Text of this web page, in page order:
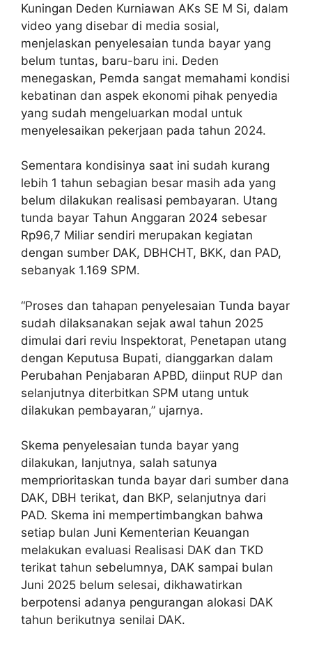
Kuningan Deden Kurniawan AKs SE M Si, dalam
video yang disebar di media sosial,
menjelaskan penyelesaian tunda bayar yang
belum tuntas, baru-baru ini. Deden
menegaskan, Pemda sangat memahami kondisi
kebatinan dan aspek ekonomi pihak penyedia
yang sudah mengeluarkan modal untuk
menyelesaikan pekerjaan pada tahun 2024.
Sementara kondisinya saat ini sudah kurang
lebih 1 tahun sebagian besar masih ada yang
belum dilakukan realisasi pembayaran. Utang
tunda bayar Tahun Anggaran 2024 sebesar
Rp96,7 Miliar sendiri merupakan kegiatan
dengan sumber DAK, DBHCHT, BKK, dan PAD,
sebanyak 1.169 SPM.
“Proses dan tahapan penyelesaian Tunda bayar
sudah dilaksanakan sejak awal tahun 2025
dimulai dari reviu Inspektorat, Penetapan utang
dengan Keputusa Bupati, dianggarkan dalam
Perubahan Penjabaran APBD, diinput RUP dan
selanjutnya diterbitkan SPM utang untuk
dilakukan pembayaran,” ujarnya.
Skema penyelesaian tunda bayar yang
dilakukan, lanjutnya, salah satunya
memprioritaskan tunda bayar dari sumber dana
DAK, DBH terikat, dan BKP, selanjutnya dari
PAD. Skema ini mempertimbangkan bahwa
setiap bulan Juni Kementerian Keuangan
melakukan evaluasi Realisasi DAK dan TKD
terikat tahun sebelumnya, DAK sampai bulan
Juni 2025 belum selesai, dikhawatirkan
berpotensi adanya pengurangan alokasi DAK
tahun berikutnya senilai DAK.